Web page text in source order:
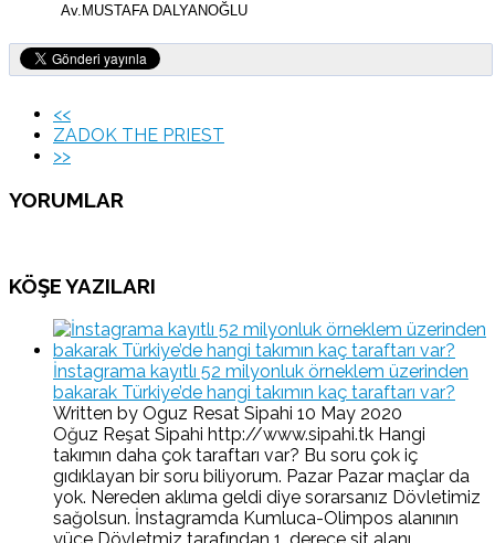
Av.MUSTAFA DALYANOĞLU
<<
ZADOK THE PRIEST
>>
YORUMLAR
KÖŞE YAZILARI
İnstagrama kayıtlı 52 milyonluk örneklem üzerinden
bakarak Türkiye’de hangi takımın kaç taraftarı var?
Written by Oguz Resat Sipahi 10 May 2020
Oğuz Reşat Sipahi http://www.sipahi.tk Hangi
takımın daha çok taraftarı var? Bu soru çok iç
gıdıklayan bir soru biliyorum. Pazar Pazar maçlar da
yok. Nereden aklıma geldi diye sorarsanız Dövletimiz
sağolsun. İnstagramda Kumluca-Olimpos alanının
yüce Dövletmiz tarafından 1. derece sit alanı